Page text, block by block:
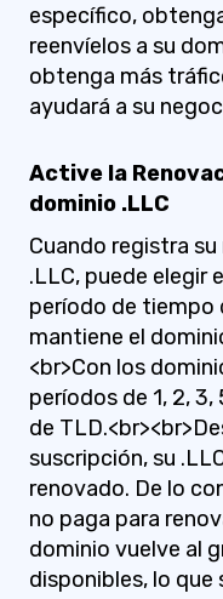
específico,
reenvíelos a su
obtenga más
ayudará a su
Active la
dominio .LLC
Cuando registra
.LLC, puede elegir
período de tiempo
mantiene el
<br>Con los
períodos de 1, 2,
de
suscripción, su
renovado. De lo
no paga para
dominio vuelve al
disponibles, lo que